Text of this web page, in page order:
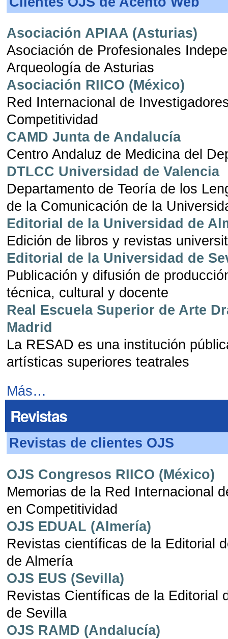
Asociación APIAA (Asturias)
Asociación de Profesionales
Arqueología de Asturias
Asociación RIICO (México)
Red Internacional de
Competitividad
CAMD Junta de Andalucía
Centro Andaluz de Medicina del
DTLCC Universidad de Valencia
Departamento de Teoría de los
de la Comunicación de la
Editorial de la Universidad de
Edición de libros y revistas
Editorial de la Universidad de
Publicación y difusión de
técnica, cultural y docente
Real Escuela Superior de Arte
Madrid
La RESAD es una institución
artísticas superiores teatrales
Más…
Revistas
Revistas de clientes OJS
OJS Congresos RIICO (México)
Memorias de la Red Internacional
en Competitividad
OJS EDUAL (Almería)
Revistas científicas de la Editorial
de Almería
OJS EUS (Sevilla)
Revistas Científicas de la Editorial
de Sevilla
OJS RAMD (Andalucía)